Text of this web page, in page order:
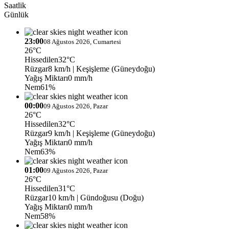
Saatlik
Günlük
23:0008 Ağustos 2026, Cumartesi
26°C
Hissedilen32°C
Rüzgar8 km/h | Keşişleme (Güneydoğu)
Yağış Miktarı0 mm/h
Nem61%
00:0009 Ağustos 2026, Pazar
26°C
Hissedilen32°C
Rüzgar9 km/h | Keşişleme (Güneydoğu)
Yağış Miktarı0 mm/h
Nem63%
01:0009 Ağustos 2026, Pazar
26°C
Hissedilen31°C
Rüzgar10 km/h | Gündoğusu (Doğu)
Yağış Miktarı0 mm/h
Nem58%